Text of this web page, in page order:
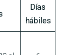
Días
hábiles